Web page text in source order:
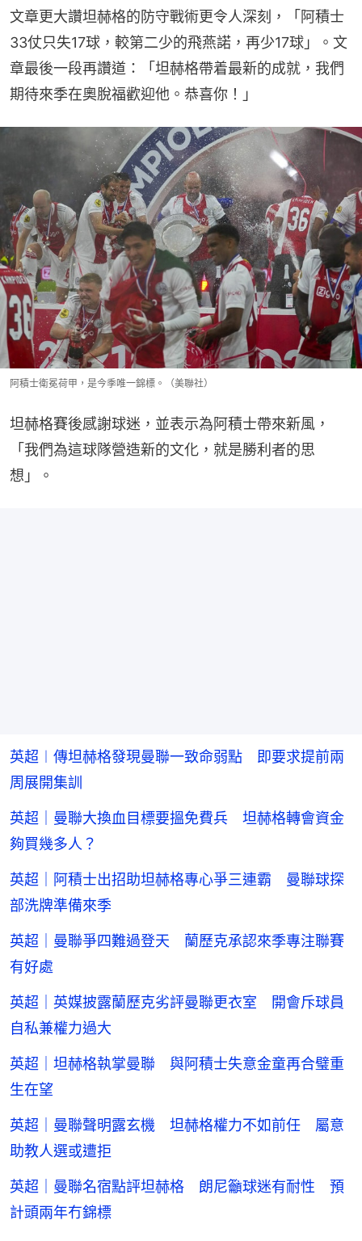
文章更大讚坦赫格的防守戰術更令人深刻，「阿積士
33仗只失17球，較第二少的飛燕諾，再少17球」。文
章最後一段再讚道：「坦赫格帶着最新的成就，我們
期待來季在奧脫福歡迎他。恭喜你！」
阿積士衛冕荷甲，是今季唯一錦標。（美聯社）
坦赫格賽後感謝球迷，並表示為阿積士帶來新風，
「我們為這球隊營造新的文化，就是勝利者的思
想」。
英超︱傳坦赫格發現曼聯一致命弱點 即要求提前兩
周展開集訓
英超｜曼聯大換血目標要搵免費兵 坦赫格轉會資金
夠買幾多人？
英超｜阿積士出招助坦赫格專心爭三連霸 曼聯球探
部洗牌準備來季
英超｜曼聯爭四難過登天 蘭歷克承認來季專注聯賽
有好處
英超｜英媒披露蘭歷克劣評曼聯更衣室 開會斥球員
自私兼權力過大
英超｜坦赫格執掌曼聯 與阿積士失意金童再合璧重
生在望
英超｜曼聯聲明露玄機 坦赫格權力不如前任 屬意
助教人選或遭拒
英超｜曼聯名宿點評坦赫格 朗尼籲球迷有耐性 預
計頭兩年冇錦標